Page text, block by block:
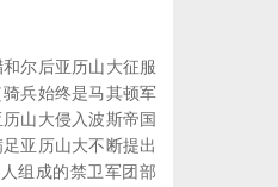
尔后亚历山大征服
兵始终是马其顿军
山大侵入波斯帝国
亚历山大不断提出
组成的禁卫军团部